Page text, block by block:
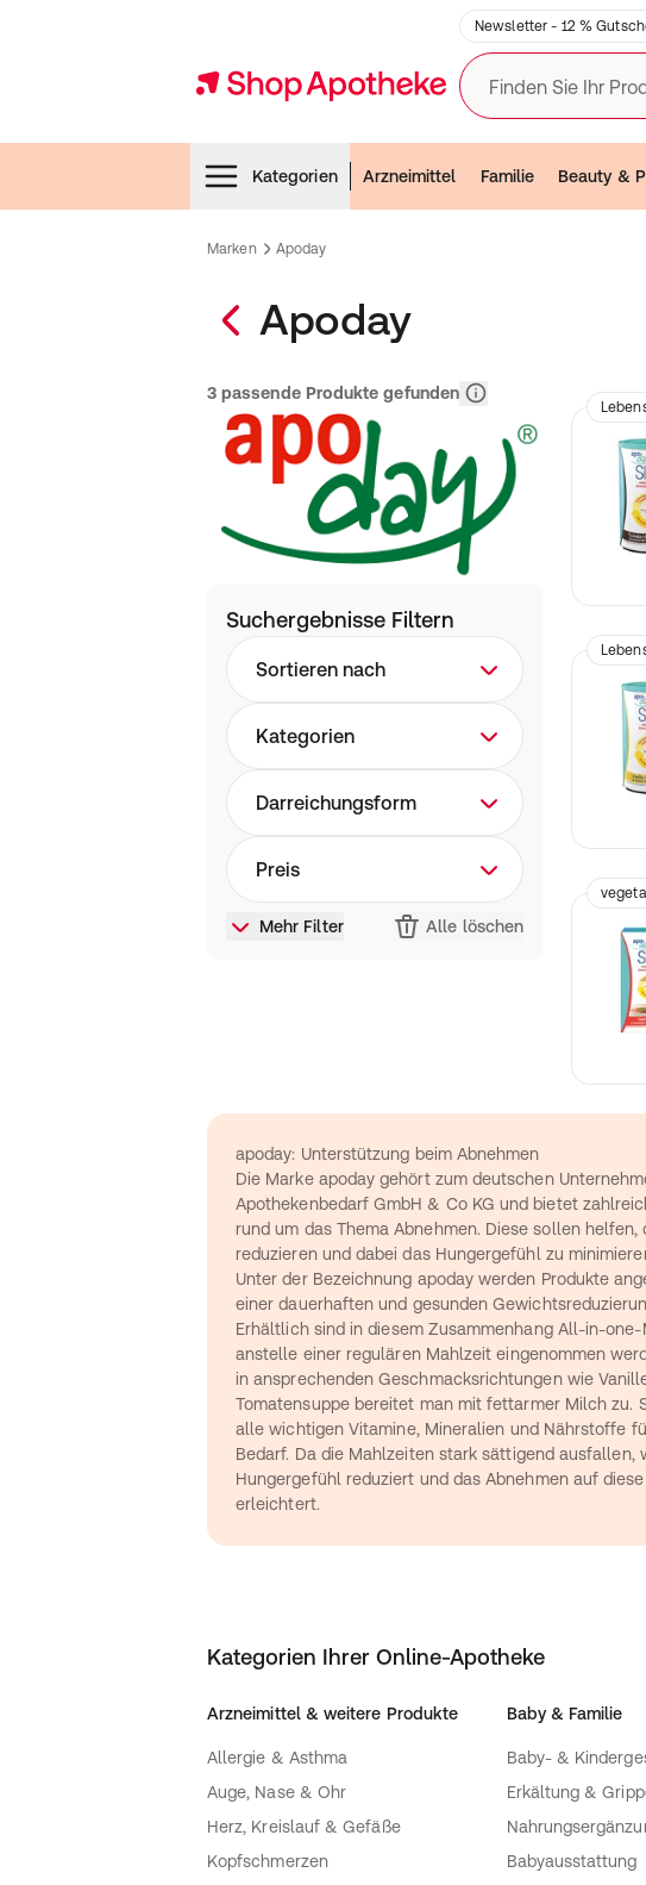
Newsletter - 12 %
Finden Sie Ihr
Kategorien
Arzneimittel Familie Beauty &
Marken Apoday
Apoday
3 passende Produkte gefundenRelevanz
Suchergebnisse Filtern
Sortieren nach
Kategorien
Darreichungsform
Preis
Mehr Filter Alle löschen
apoday: Unterstützung beim Abnehmen
Die Marke apoday gehört zum deutschen
Apothekenbedarf GmbH & Co KG und bietet
rund um das Thema Abnehmen. Diese sollen helfen,
reduzieren und dabei das Hungergefühl zu
Unter der Bezeichnung apoday werden Produkte
einer dauerhaften und gesunden
Erhältlich sind in diesem Zusammenhang All-in-one-
anstelle einer regulären Mahlzeit eingenommen
in ansprechenden Geschmacksrichtungen wie
Tomatensuppe bereitet man mit fettarmer Milch zu.
alle wichtigen Vitamine, Mineralien und Nährstoffe
Bedarf. Da die Mahlzeiten stark sättigend ausfallen,
Hungergefühl reduziert und das Abnehmen auf
erleichtert.
Kategorien Ihrer Online-Apotheke
Arzneimittel & weitere Produkte
Allergie & Asthma
Auge, Nase & Ohr
Herz, Kreislauf & Gefäße
Kopfschmerzen
Baby & Familie
Baby- &
Erkältung &
Babyausstattung